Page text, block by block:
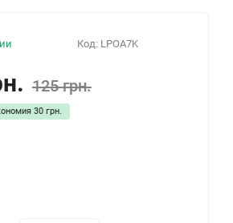
Код: LPOA7K
125 грн.
30 грн.